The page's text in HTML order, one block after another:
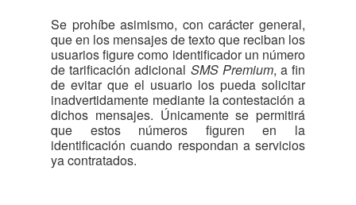
Se prohíbe asimismo, con carácter general,
que en los mensajes de texto que reciban los
usuarios figure como identificador un número
de tarificación adicional SMS Premium, a fin
de evitar que el usuario los pueda solicitar
inadvertidamente mediante la contestación a
dichos mensajes. Únicamente se permitirá
que estos números figuren en la
identificación cuando respondan a servicios
ya contratados.